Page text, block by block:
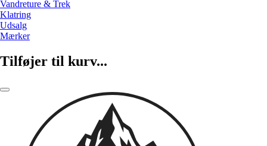
Vandreture & Trek
Klatring
Udsalg
Mærker
Tilføjer til kurv...